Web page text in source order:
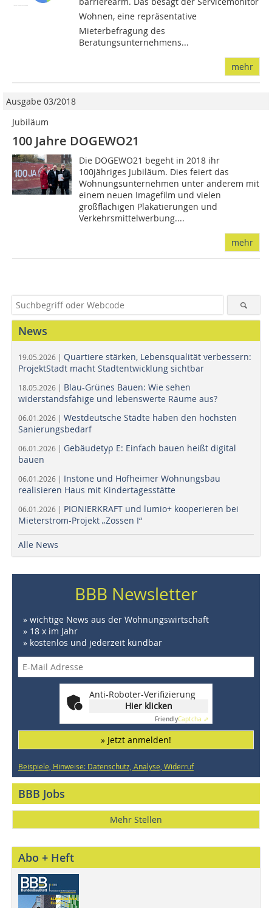
Wohnen, eine repräsentative
Mieterbefragung des
Beratungsunternehmens...
mehr
Ausgabe 03/2018
Jubiläum
100 Jahre DOGEWO21
Die DOGEWO21 begeht in 2018 ihr
100jähriges Jubiläum. Dies feiert das
Wohnungsunternehmen unter anderem mit
einem neuen Imagefilm und vielen
großflächigen Plakatierungen und
Verkehrsmittelwerbung....
mehr
News
19.05.2026 | Quartiere stärken, Lebensqualität verbessern:
ProjektStadt macht Stadtentwicklung sichtbar
18.05.2026 | Blau-Grünes Bauen: Wie sehen
widerstandsfähige und lebenswerte Räume aus?
06.01.2026 | Westdeutsche Städte haben den höchsten
Sanierungsbedarf
06.01.2026 | Gebäudetyp E: Einfach bauen heißt digital
bauen
06.01.2026 | Instone und Hofheimer Wohnungsbau
realisieren Haus mit Kindertagesstätte
06.01.2026 | PIONIERKRAFT und lumio+ kooperieren bei
Mieterstrom-Projekt „Zossen I“
Alle News
BBB Newsletter
» wichtige News aus der Wohnungswirtschaft
» 18 x im Jahr
» kostenlos und jederzeit kündbar
Anti-Roboter-Verifizierung
Hier klicken
FriendlyCaptcha ⇗
» Jetzt anmelden!
Beispiele, Hinweise: Datenschutz, Analyse, Widerruf
BBB Jobs
Mehr Stellen
Abo + Heft